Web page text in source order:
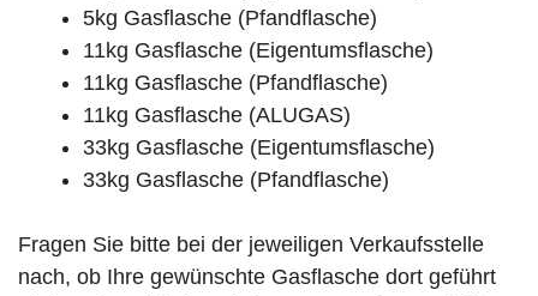
5kg Gasflasche (Pfandflasche)
11kg Gasflasche (Eigentumsflasche)
11kg Gasflasche (Pfandflasche)
11kg Gasflasche (ALUGAS)
33kg Gasflasche (Eigentumsflasche)
33kg Gasflasche (Pfandflasche)
Fragen Sie bitte bei der jeweiligen Verkaufsstelle
nach, ob Ihre gewünschte Gasflasche dort geführt